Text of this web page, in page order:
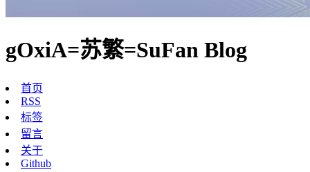
gOxiA=苏繁=SuFan Blog
首页
RSS
标签
留言
关于
Github